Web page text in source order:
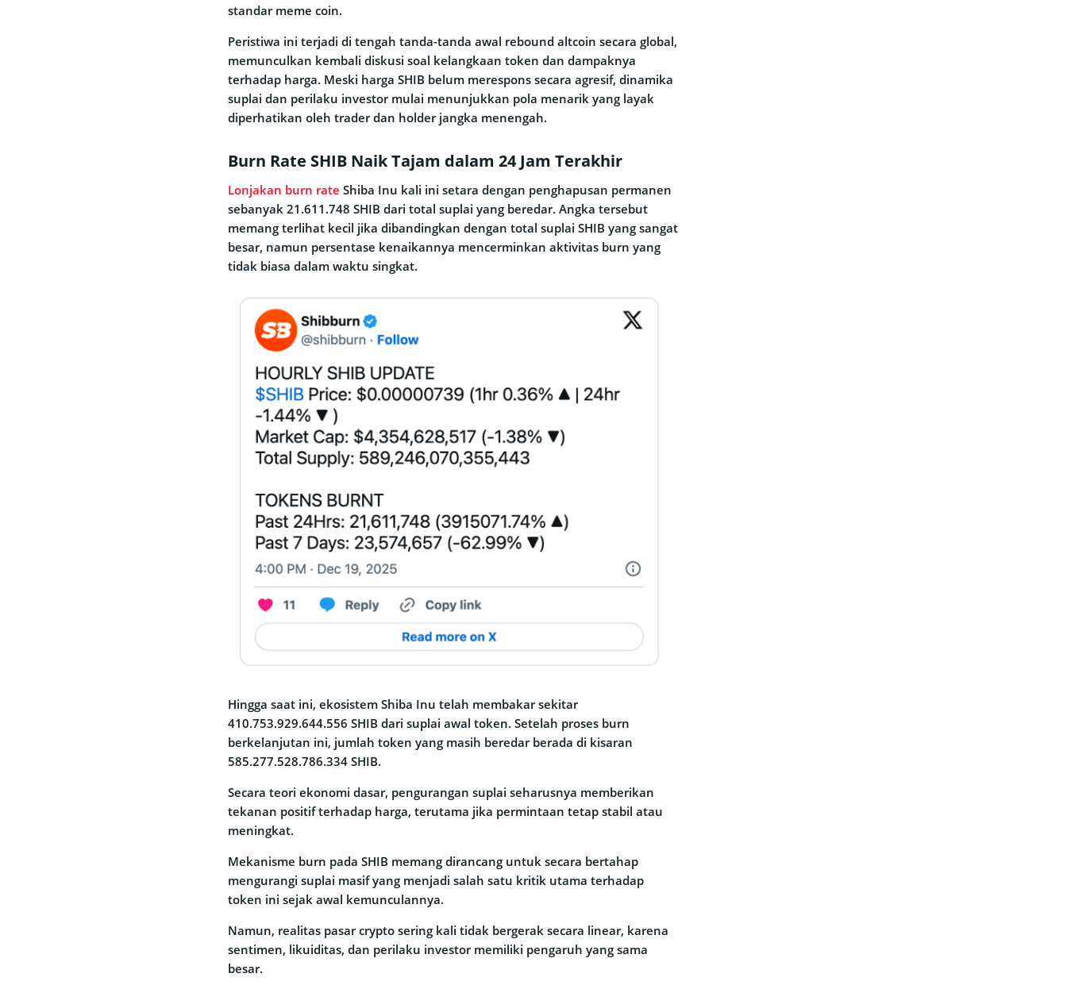
standar meme coin.
Peristiwa ini terjadi di tengah tanda-tanda awal rebound altcoin secara global,
memunculkan kembali diskusi soal kelangkaan token dan dampaknya
terhadap harga. Meski harga SHIB belum merespons secara agresif, dinamika
suplai dan perilaku investor mulai menunjukkan pola menarik yang layak
diperhatikan oleh trader dan holder jangka menengah.
Burn Rate SHIB Naik Tajam dalam 24 Jam Terakhir
Lonjakan burn rate Shiba Inu kali ini setara dengan penghapusan permanen
sebanyak 21.611.748 SHIB dari total suplai yang beredar. Angka tersebut
memang terlihat kecil jika dibandingkan dengan total suplai SHIB yang sangat
besar, namun persentase kenaikannya mencerminkan aktivitas burn yang
tidak biasa dalam waktu singkat.
Hingga saat ini, ekosistem Shiba Inu telah membakar sekitar
410.753.929.644.556 SHIB dari suplai awal token. Setelah proses burn
berkelanjutan ini, jumlah token yang masih beredar berada di kisaran
585.277.528.786.334 SHIB.
Secara teori ekonomi dasar, pengurangan suplai seharusnya memberikan
tekanan positif terhadap harga, terutama jika permintaan tetap stabil atau
meningkat.
Mekanisme burn pada SHIB memang dirancang untuk secara bertahap
mengurangi suplai masif yang menjadi salah satu kritik utama terhadap
token ini sejak awal kemunculannya.
Namun, realitas pasar crypto sering kali tidak bergerak secara linear, karena
sentimen, likuiditas, dan perilaku investor memiliki pengaruh yang sama
besar.